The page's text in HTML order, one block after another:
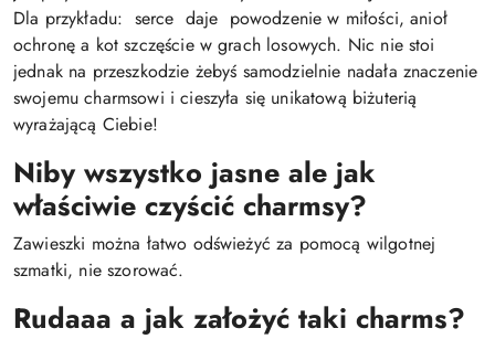
Dla przykładu: serce daje powodzenie w miłości, anioł
ochronę a kot szczęście w grach losowych. Nic nie stoi
jednak na przeszkodzie żebyś samodzielnie nadała znaczenie
swojemu charmsowi i cieszyła się unikatową biżuterią
wyrażającą Ciebie!
Niby wszystko jasne ale jak
właściwie czyścić charmsy?
Zawieszki można łatwo odświeżyć za pomocą wilgotnej
szmatki, nie szorować.
Rudaaa a jak założyć taki charms?